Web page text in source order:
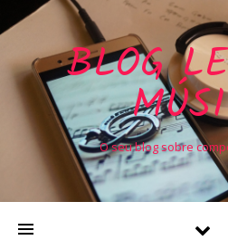
BLOG
O seu blog sobre